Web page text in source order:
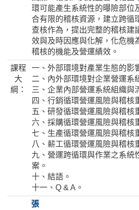
環可能產生系統性的曝險部位
合有限的稽核資源，建立跨循
查核作為，提出完整的稽核建
效與及時因應與化解，化危機
稽核的機能及營運績效。
課程
大
綱：
一、外部環境對產業生態的影
二、內外部環境對企業營運系
三、企業內部營運系統組織與
四、行銷循環營運風險與稽核
五、研發循環營運風險與稽核
六、採購循環營運風險與稽核
七、生產循環營運風險與稽核
八、薪工循環營運風險與稽核
九、營運跨循環與作業之系統
案。
十、結語。
十一、Q & A。
張